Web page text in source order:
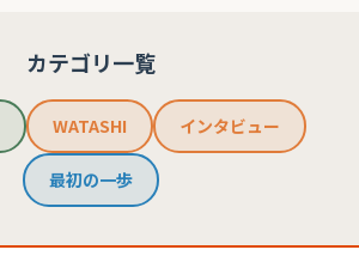
カテゴリ一覧
WATASHI インタビュー
最初の一歩